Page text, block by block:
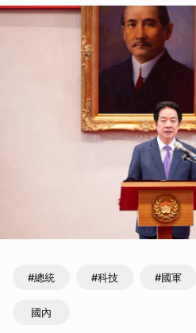
#總統 #科技 #國軍
國內